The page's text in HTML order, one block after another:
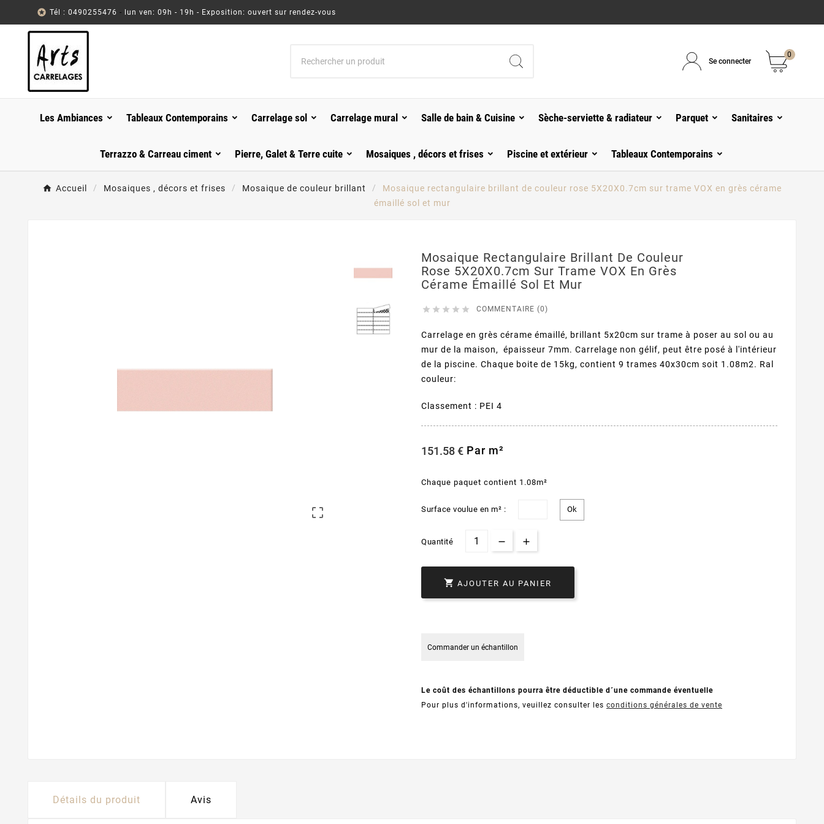
 Tél : 0490255476 - lun ven: 09h - 19h - Exposition: ouvert sur rendez-vous
Se connecter
0
Les Ambiances Tableaux Contemporains Carrelage sol Carrelage mural Salle de bain & Cuisine Sèche-serviette & radiateur Parquet Sanitaires
Terrazzo & Carreau ciment Pierre, Galet & Terre cuite Mosaiques , décors et frises Piscine et extérieur Tableaux Contemporains
Accueil Mosaiques , décors et frises Mosaique de couleur brillant
Mosaique rectangulaire brillant de couleur rose 5X20X0.7cm sur trame VOX en grès cérame
émaillé sol et mur

Mosaique Rectangulaire Brillant De Couleur
Rose 5X20X0.7cm Sur Trame VOX En Grès
Cérame Émaillé Sol Et Mur
     COMMENTAIRE (0)
Carrelage en grès cérame émaillé, brillant 5x20cm sur trame à poser au sol ou au
mur de la maison, épaisseur 7mm. Carrelage non gélif, peut être posé à l'intérieur
de la piscine. Chaque boite de 15kg, contient 9 trames 40x30cm soit 1.08m2. Ral
couleur:
Classement : PEI 4
151.58 € Par m²
Chaque paquet contient 1.08m²
Surface voulue en m² :
Quantité
 AJOUTER AU PANIER
Commander un échantillon
Le coût des échantillons pourra être déductible d´une commande éventuelle
Pour plus d'informations, veuillez consulter les conditions générales de vente
Détails du produit Avis